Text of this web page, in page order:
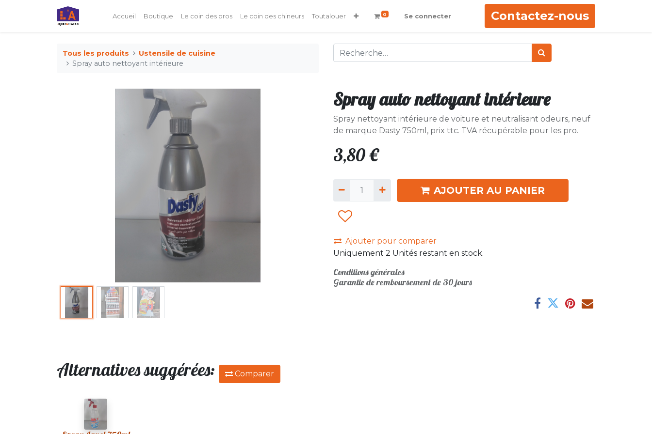
Accueil Boutique Le coin des pros Le coin des chineurs Toutalouer 0 Se connecter Contactez-nous
Tous les produits
Ustensile de cuisine
Spray auto nettoyant intérieure
Spray auto nettoyant intérieure
Spray nettoyant intérieure de voiture et neutralisant odeurs, neuf
de marque Dasty 750ml, prix ttc. TVA récupérable pour les pro.
3,80€
AJOUTER AU PANIER
Ajouter pour comparer
Uniquement 2 Unités restant en stock.
Conditions générales
Garantie de remboursement de 30 jours
Alternatives suggérées: Comparer